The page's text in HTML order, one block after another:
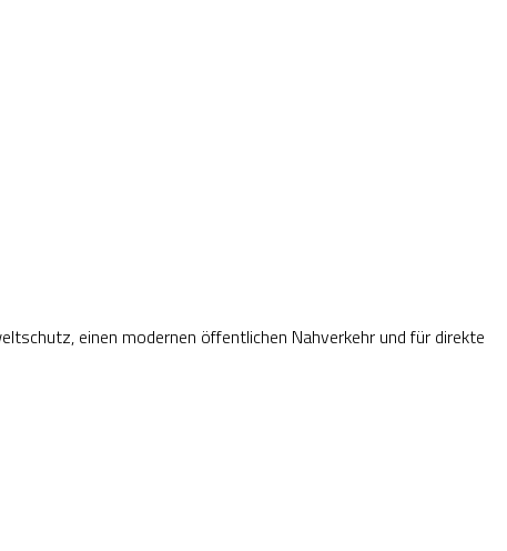
einen modernen öffentlichen Nahverkehr und für direkte